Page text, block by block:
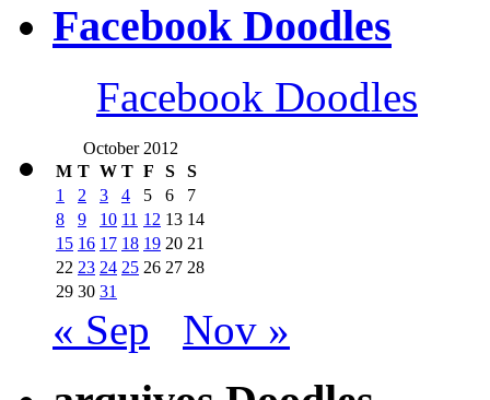
Facebook Doodles
Facebook Doodles
October 2012
M T W T F S
S
1
2 3 4 5 6
7
8
9 10 11 12 13 14
15 16 17 18 19 20 21
22 23 24 25 26 27 28
29 30 31
« Sep Nov »